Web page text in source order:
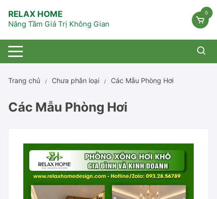
nội
dung
RELAX HOME
Nâng Tầm Giá Trị Không Gian
0
Trang chủ Chưa phân loại Các Mẫu Phòng Hơi
Các Mẫu Phòng Hơi